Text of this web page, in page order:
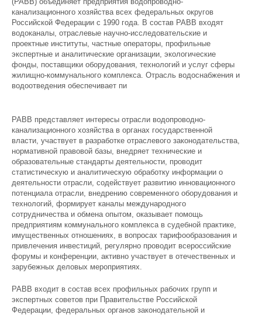
канализационного хозяйства всех федеральных округов
Российской Федерации с 1990 года. В состав РАВВ входят
водоканалы, отраслевые научно-исследовательские и
проектные институты, частные операторы, профильные
экспертные и аналитические организации, экологические
фонды, поставщики оборудования, технологий и услуг сферы
жилищно-коммунального комплекса. Отрасль водоснабжения и
водоотведения обеспечивает пи
РАВВ представляет интересы отрасли водопроводно-
канализационного хозяйства в органах государственной
власти, участвует в разработке отраслевого законодательства,
нормативной правовой базы, внедряет технические и
образовательные стандарты деятельности, проводит
статистическую и аналитическую обработку информации о
деятельности отрасли, содействует развитию инновационного
потенциала отрасли, внедрению современного оборудования и
технологий, формирует каналы международного
сотрудничества и обмена опытом, оказывает помощь
предприятиям коммунального комплекса в судебной практике,
имущественных отношениях, в вопросах тарифообразования и
привлечения инвестиций, регулярно проводит всероссийские
форумы и конференции, активно участвует в отечественных и
зарубежных деловых мероприятиях.
РАВВ входит в состав всех профильных рабочих групп и
экспертных советов при Правительстве Российской
Федерации, федеральных органов законодательной и